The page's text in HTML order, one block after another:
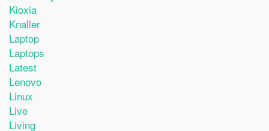
Kioxia
Knaller
Laptop
Laptops
Latest
Lenovo
Linux
Live
Living